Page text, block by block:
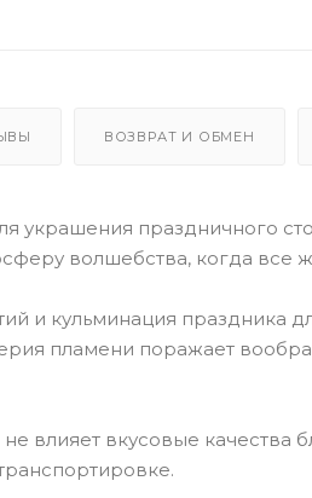
ВОЗВРАТ И ОБМЕН
украшения праздничного
волшебства, когда все
и кульминация праздника
пламени поражает
влияет вкусовые качества